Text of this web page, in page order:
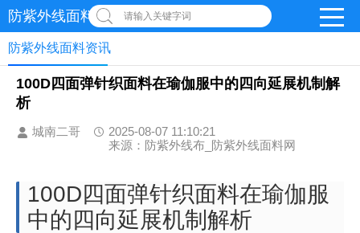
防紫外线面料网 请输入关键字词
防紫外线面料资讯
100D四面弹针织面料在瑜伽服中的四向延展机制解
析
城南二哥
2025-08-07 11:10:21
来源：防紫外线布_防紫外线面料网
100D四面弹针织面料在瑜伽服
中的四向延展机制解析